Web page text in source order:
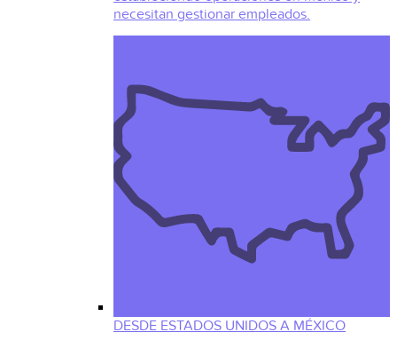
necesitan gestionar empleados.
DESDE ESTADOS UNIDOS A MÉXICO